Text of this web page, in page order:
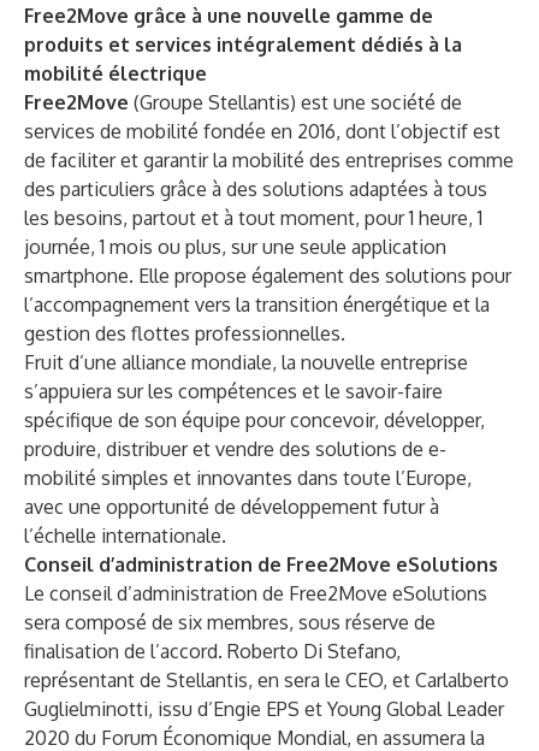
Free2Move grâce à une nouvelle gamme de
produits et services intégralement dédiés à la
mobilité électrique
Free2Move (Groupe Stellantis) est une société de
services de mobilité fondée en 2016, dont l’objectif est
de faciliter et garantir la mobilité des entreprises comme
des particuliers grâce à des solutions adaptées à tous
les besoins, partout et à tout moment, pour 1 heure, 1
journée, 1 mois ou plus, sur une seule application
smartphone. Elle propose également des solutions pour
l’accompagnement vers la transition énergétique et la
gestion des flottes professionnelles.
Fruit d’une alliance mondiale, la nouvelle entreprise
s’appuiera sur les compétences et le savoir-faire
spécifique de son équipe pour concevoir, développer,
produire, distribuer et vendre des solutions de e-
mobilité simples et innovantes dans toute l’Europe,
avec une opportunité de développement futur à
l’échelle internationale.
Conseil d’administration de Free2Move eSolutions
Le conseil d’administration de Free2Move eSolutions
sera composé de six membres, sous réserve de
finalisation de l’accord. Roberto Di Stefano,
représentant de Stellantis, en sera le CEO, et Carlalberto
Guglielminotti, issu d’Engie EPS et Young Global Leader
2020 du Forum Économique Mondial, en assumera la